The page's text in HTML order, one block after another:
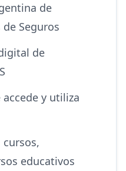
de
Seguros
de
accede y utiliza
cursos,
educativos